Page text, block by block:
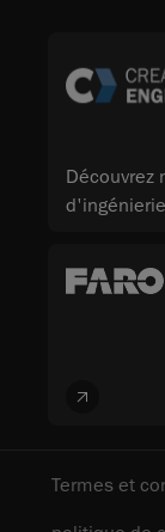
Découvrez
d'ingénierie
Termes et